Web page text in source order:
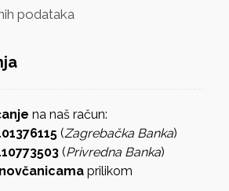
podataka
na naš račun:
(Zagrebačka Banka)
(Privredna Banka)
prilikom